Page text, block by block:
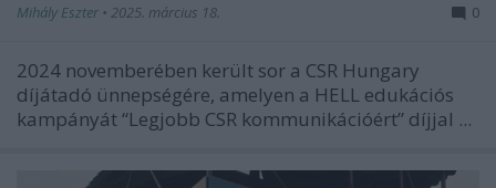
Mihály Eszter • 2025. március 18. 0
2024 novemberében került sor a CSR Hungary
díjátadó ünnepségére, amelyen a HELL edukációs
kampányát “Legjobb CSR kommunikációért” díjjal ...